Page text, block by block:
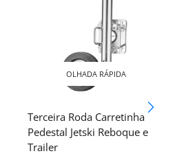
OLHADA RÁPIDA
Terceira Roda Carretinha
Pedestal Jetski Reboque e
Trailer